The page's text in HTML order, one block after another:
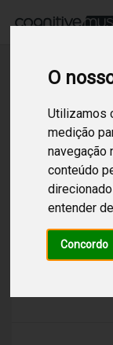
O
Utilizamos
medição
navegação
conteúdo
entender
Concordo
Resultados